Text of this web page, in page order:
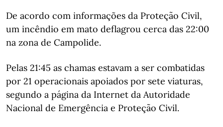
De acordo com informações da Proteção Civil,
um incêndio em mato deflagrou cerca das 22:00
na zona de Campolide.
Pelas 21:45 as chamas estavam a ser combatidas
por 21 operacionais apoiados por sete viaturas,
segundo a página da Internet da Autoridade
Nacional de Emergência e Proteção Civil.